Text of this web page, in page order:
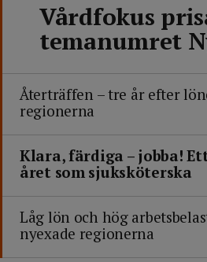
Vårdfokus
temanumret
Återträffen – tre år efter
regionerna
Klara, färdiga – jobba!
året som sjuksköterska
Låg lön och hög
nyexade regionerna